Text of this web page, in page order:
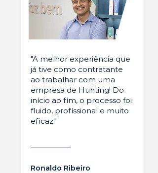
"A melhor experiência que
já tive como contratante
ao trabalhar com uma
empresa de Hunting! Do
início ao fim, o processo foi
fluido, profissional e muito
eficaz."
Ronaldo Ribeiro